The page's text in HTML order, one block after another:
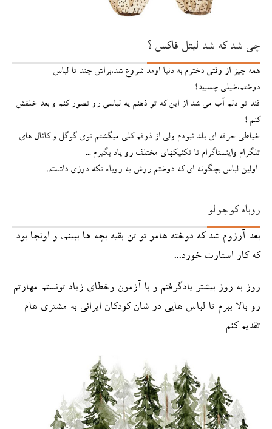
چی شد که شد لیتل فاکس ؟
همه چیز از وقتی دخترم به دنیا اومد شروع شد،براش چند تا لباس
دوختم،خیلی چسبید!
قند تو دلم آب می شد از این که تو ذهنم یه لباسی رو تصور کنم و بعد خلقش
کنم !
خیاطی حرفه ای بلد نبودم ولی از ذوقم کلی میگشتم توی گوگل و کانال های
تلگرام واینستاگرام تا تکنیکهای مختلف رو یاد بگیرم ...
اولین لباس بچگونه ای که دوختم روش یه روباه تکه دوزی داشت...
روباه کوچولو
بعد آرزوم شد که دوخته هامو تو تن بقیه بچه ها ببینم، و اونجا بود
که کار استارت خورد...
روز به روز بیشتر یادگرفتم و با آزمون وخطای زیاد تونستم مهارتم
رو بالا ببرم تا لباس هایی در شان کودکان ایرانی به مشتری هام
تقدیم کنم